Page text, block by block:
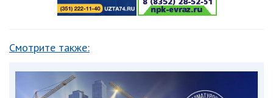
Смотрите также: